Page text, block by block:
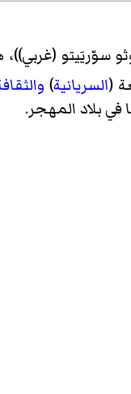
سوّريَيتو (غربي))،
(السريانية)
في بلاد المهجر.